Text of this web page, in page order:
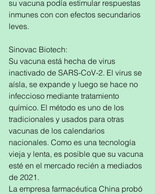
su vacuna podía estimular respuestas
inmunes con con efectos secundarios
leves.
Sinovac Biotech:
Su vacuna está hecha de virus
inactivado de SARS-CoV-2. El virus se
aísla, se expande y luego se hace no
infeccioso mediante tratamiento
químico. El método es uno de los
tradicionales y usados para otras
vacunas de los calendarios
nacionales. Como es una tecnología
vieja y lenta, es posible que su vacuna
esté en el mercado recién a mediados
de 2021.
La empresa farmacéutica China probó